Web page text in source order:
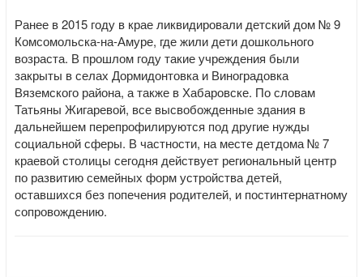
Ранее в 2015 году в крае ликвидировали детский дом № 9
Комсомольска-на-Амуре, где жили дети дошкольного
возраста. В прошлом году такие учреждения были
закрыты в селах Дормидонтовка и Виноградовка
Вяземского района, а также в Хабаровске. По словам
Татьяны Жигаревой, все высвобожденные здания в
дальнейшем перепрофилируются под другие нужды
социальной сферы. В частности, на месте детдома № 7
краевой столицы сегодня действует региональный центр
по развитию семейных форм устройства детей,
оставшихся без попечения родителей, и постинтернатному
сопровождению.